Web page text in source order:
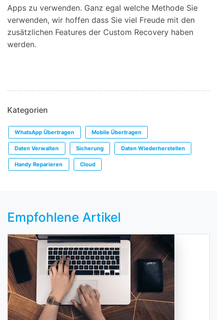
Apps zu verwenden. Ganz egal welche Methode Sie
verwenden, wir hoffen dass Sie viel Freude mit den
zusätzlichen Features der Custom Recovery haben
werden.
Kategorien
WhatsApp Übertragen Mobile Übertragen
Daten Verwalten Sicherung Daten Wiederherstellen
Handy Reparieren Cloud
Empfohlene Artikel